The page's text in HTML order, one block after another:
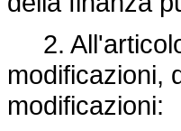
2.
modificazioni,
modificazioni: